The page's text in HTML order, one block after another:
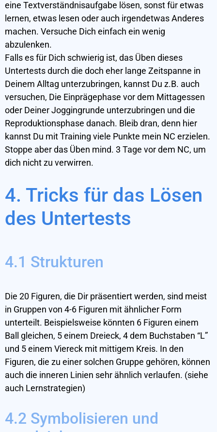
eine Textverständnisaufgabe lösen, sonst für etwas
lernen, etwas lesen oder auch irgendetwas Anderes
machen. Versuche Dich einfach ein wenig
abzulenken.
Falls es für Dich schwierig ist, das Üben dieses
Untertests durch die doch eher lange Zeitspanne in
Deinem Alltag unterzubringen, kannst Du z.B. auch
versuchen, Die Einprägephase vor dem Mittagessen
oder Deiner Joggingrunde unterzubringen und die
Reproduktionsphase danach. Bleib dran, denn hier
kannst Du mit Training viele Punkte mein NC erzielen.
Stoppe aber das Üben mind. 3 Tage vor dem NC, um
dich nicht zu verwirren.
4. Tricks für das Lösen
des Untertests
4.1 Strukturen
Die 20 Figuren, die Dir präsentiert werden, sind meist
in Gruppen von 4-6 Figuren mit ähnlicher Form
unterteilt. Beispielsweise könnten 6 Figuren einem
Ball gleichen, 5 einem Dreieck, 4 dem Buchstaben “L”
und 5 einem Viereck mit mittigem Kreis. In den
Figuren, die zu einer solchen Gruppe gehören, können
auch die inneren Linien sehr ähnlich verlaufen. (siehe
auch Lernstrategien)
4.2 Symbolisieren und